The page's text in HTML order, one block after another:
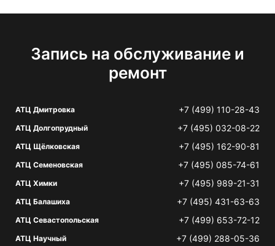
Запись на обслуживание и
ремонт
АТЦ Дмитровка +7 (499) 110-28-43
АТЦ Долгопрудный +7 (495) 032-08-22
АТЦ Щёлковская +7 (495) 162-90-81
АТЦ Семеновская +7 (495) 085-74-61
АТЦ Химки +7 (495) 989-21-31
АТЦ Балашиха +7 (495) 431-63-63
АТЦ Севастопольская +7 (499) 653-72-12
АТЦ Научный +7 (499) 288-05-36